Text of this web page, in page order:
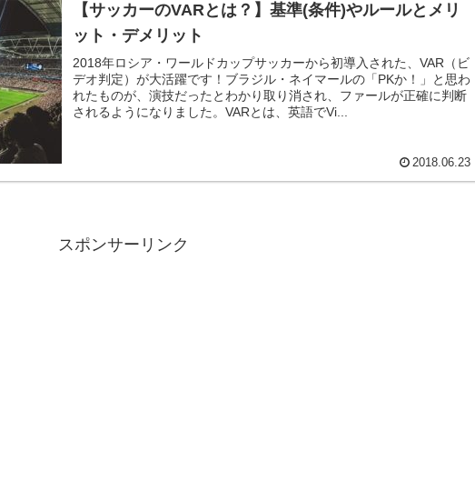
【サッカーのVARとは？】基準(条件)やルールとメリ
ット・デメリット
2018年ロシア・ワールドカップサッカーから初導入された、VAR（ビ
デオ判定）が大活躍です！ブラジル・ネイマールの「PKか！」と思わ
れたものが、演技だったとわかり取り消され、ファールが正確に判断
されるようになりました。VARとは、英語でVi...
2018.06.23
スポンサーリンク